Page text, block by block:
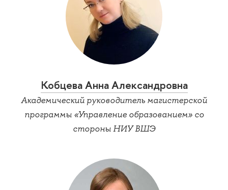
Кобцева Анна Александровна
Академический руководитель магистерской
программы «Управление образованием» со
стороны НИУ ВШЭ